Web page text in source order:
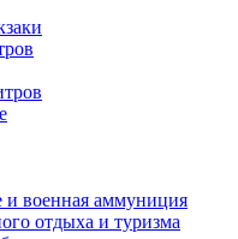
военная аммуниция
отдыха и туризма